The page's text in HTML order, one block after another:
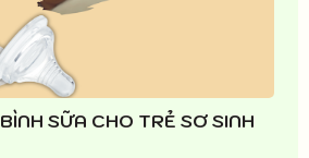
SỮA CHO TRẺ SƠ SINH